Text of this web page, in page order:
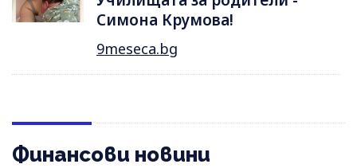
Симона Крумова!
9meseca.bg
Финансови новини